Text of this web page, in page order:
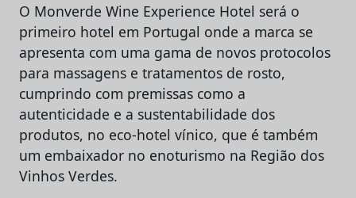
O Monverde Wine Experience Hotel será o
primeiro hotel em Portugal onde a marca se
apresenta com uma gama de novos protocolos
para massagens e tratamentos de rosto,
cumprindo com premissas como a
autenticidade e a sustentabilidade dos
produtos, no eco-hotel vínico, que é também
um embaixador no enoturismo na Região dos
Vinhos Verdes.